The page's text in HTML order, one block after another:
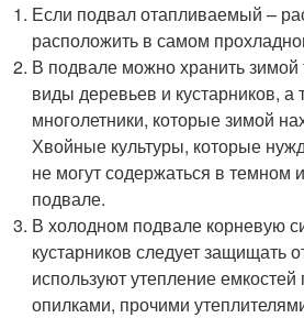
Если подвал отапливаемый –
расположить в самом
В подвале можно хранить зимой
виды деревьев и кустарников, а
многолетники, которые зимой
Хвойные культуры, которые
не могут содержаться в темном
подвале.
В холодном подвале корневую
кустарников следует защищать
используют утепление
опилками, прочими